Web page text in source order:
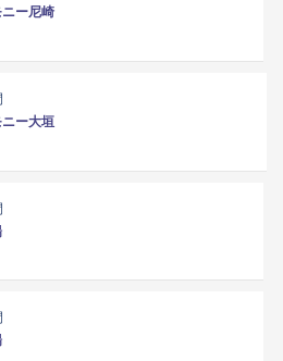
ー尼崎
ー大垣